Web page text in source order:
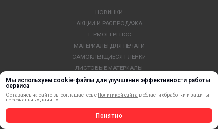
Мы используем cookie-файлы для улучшения эффективности работы
сервиса
Оставаясь на сайте вы соглашаетесь с Политикой сайта в области обработки и защиты
персональных данных.
Понятно
НОВИНКИ
АКЦИИ И РАСПРОДАЖА
ТЕРМОПЕРЕНОС
МАТЕРИАЛЫ ДЛЯ ПЕЧАТИ
САМОКЛЕЯЩИЕСЯ ПЛЕНКИ
ЛИСТОВЫЕ МАТЕРИАЛЫ
СТЕРЖНИ И ТРУБЫ ИЗ АКРИЛА
ПРОФИЛИ И ПРОФИЛЬНЫЕ СИСТЕМЫ
КРАСКИ, ЧЕРНИЛА, КАРТРИДЖИ